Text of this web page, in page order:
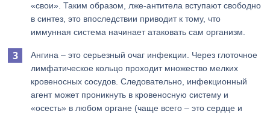
«свои». Таким образом, лже-антитела вступают свободно
в синтез, это впоследствии приводит к тому, что
иммунная система начинает атаковать сам организм.
Ангина – это серьезный очаг инфекции. Через глоточное
лимфатическое кольцо проходит множество мелких
кровеносных сосудов. Следовательно, инфекционный
агент может проникнуть в кровеносную систему и
«осесть» в любом органе (чаще всего – это сердце и